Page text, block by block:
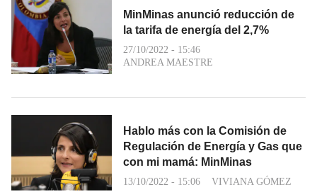
MinMinas anunció reducción de
la tarifa de energía del 2,7%
27/10/2022 - 15:46
ANDREA MAESTRE
Hablo más con la Comisión de
Regulación de Energía y Gas que
con mi mamá: MinMinas
13/10/2022 - 15:06 VIVIANA GÓMEZ